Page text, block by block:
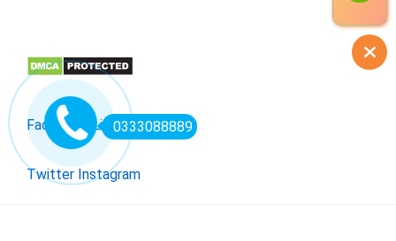
Facebook Linkedin
Twitter Instagram
0333088889